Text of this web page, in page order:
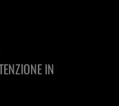
IN